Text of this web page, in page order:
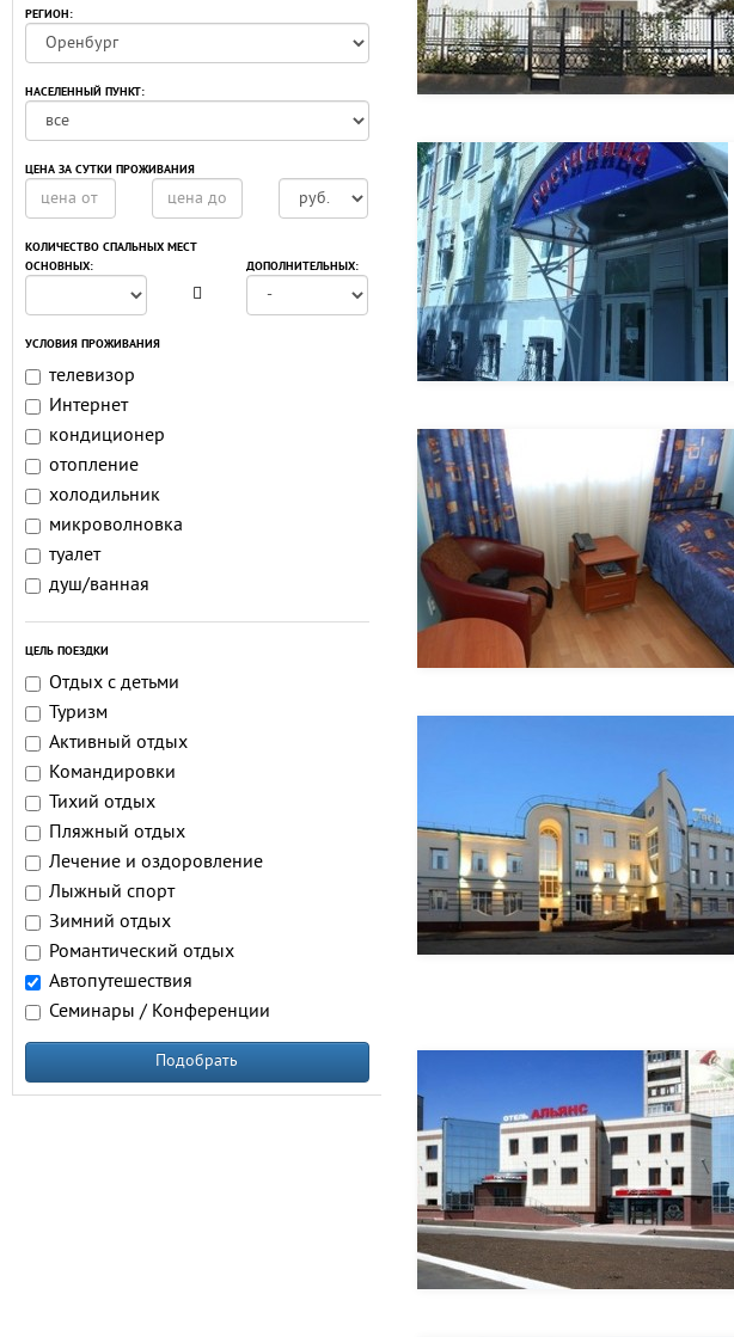
РЕГИОН:
НАСЕЛЕННЫЙ ПУНКТ:
ЦЕНА ЗА СУТКИ ПРОЖИВАНИЯ
КОЛИЧЕСТВО СПАЛЬНЫХ МЕСТ
ОСНОВНЫХ:
ДОПОЛНИТЕЛЬНЫХ:
УСЛОВИЯ ПРОЖИВАНИЯ
телевизор
Интернет
кондиционер
отопление
холодильник
микроволновка
туалет
душ/ванная
ЦЕЛЬ ПОЕЗДКИ
Отдых с детьми
Туризм
Активный отдых
Командировки
Тихий отдых
Пляжный отдых
Лечение и оздоровление
Лыжный спорт
Зимний отдых
Романтический отдых
Автопутешествия
Семинары / Конференции
Подобрать